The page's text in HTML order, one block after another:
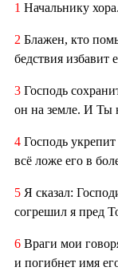
1 Начальнику
2 Блажен, кто
бедствия избавит
3 Господь
он на земле. И Ты
4 Господь
всё ложе его в
5 Я сказал:
согрешил я пред
6 Враги мои
и погибнет имя